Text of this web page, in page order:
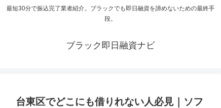
最短30分で振込完了業者紹介。ブラックでも即日融資を諦めないための最終手
段。
ブラック即日融資ナビ
台東区でどこにも借りれない人必見｜ソフ